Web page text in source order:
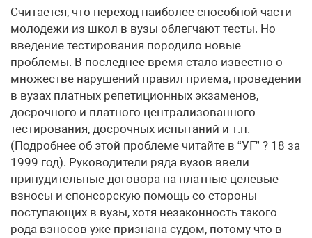
Считается, что переход наиболее способной части
молодежи из школ в вузы облегчают тесты. Но
введение тестирования породило новые
проблемы. В последнее время стало известно о
множестве нарушений правил приема, проведении
в вузах платных репетиционных экзаменов,
досрочного и платного централизованного
тестирования, досрочных испытаний и т.п.
(Подробнее об этой проблеме читайте в “УГ” ? 18 за
1999 год). Руководители ряда вузов ввели
принудительные договора на платные целевые
взносы и спонсорскую помощь со стороны
поступающих в вузы, хотя незаконность такого
рода взносов уже признана судом, потому что в